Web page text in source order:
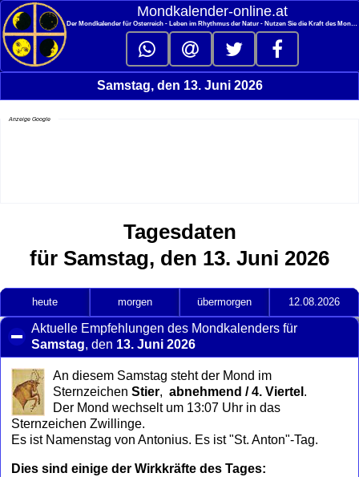
< Mondkalender‑online.at
Der Mondkalender für Österreich - Leben im Rhythmus der Natur - Nutzen Sie die Kraft des Mondes
Samstag, den 13. Juni 2026
Anzeige Google
Tagesdaten
für Samstag, den 13. Juni 2026
heute morgen übermorgen 12.08.2026
Aktuelle Empfehlungen des Mondkalenders für
Samstag, den 13. Juni 2026
to
collapse
contents
An diesem Samstag steht der Mond im
Sternzeichen Stier, abnehmend / 4. Viertel .
Der Mond wechselt um 13:07 Uhr in das
Sternzeichen Zwillinge.
Es ist Namenstag von Antonius. Es ist "St. Anton"-Tag.
Dies sind einige der Wirkkräfte des Tages: